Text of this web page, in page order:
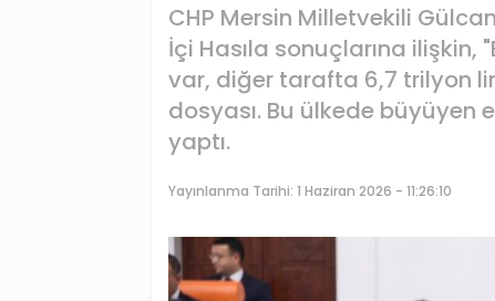
CHP Mersin Milletvekili
İçi Hasıla sonuçlarına
var, diğer tarafta 6,7 trilyon
dosyası. Bu ülkede büyüyen
yaptı.
Yayınlanma Tarihi: 1 Haziran 2026 - 11:26:10